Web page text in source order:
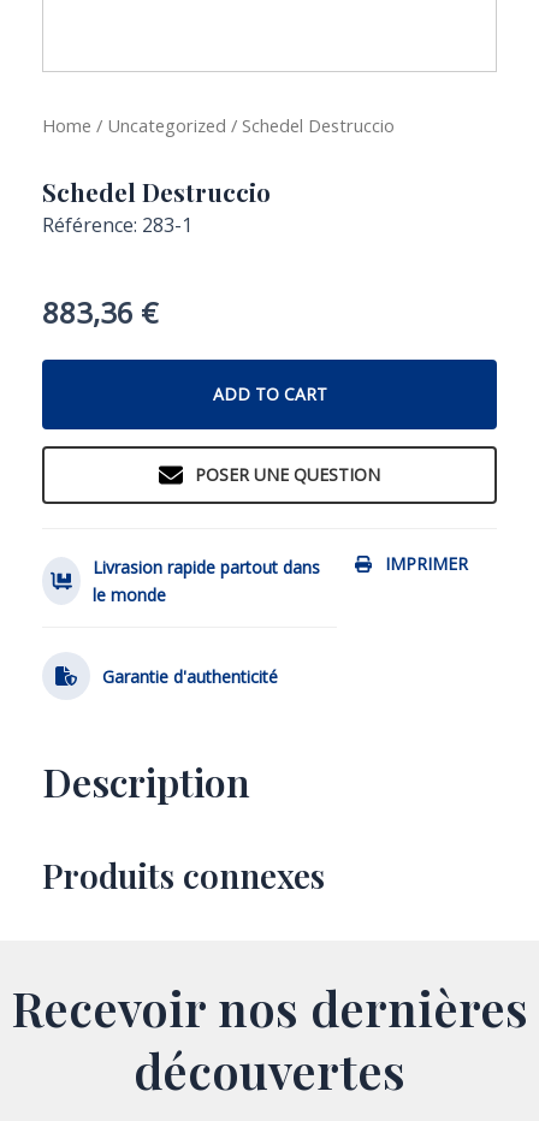
Home / Uncategorized / Schedel Destruccio
Schedel Destruccio
Référence: 283-1
883,36 €
ADD TO CART
POSER UNE QUESTION
IMPRIMER
Livrasion rapide partout dans
le monde
Garantie d'authenticité
Description
Produits connexes
Recevoir nos dernières
découvertes